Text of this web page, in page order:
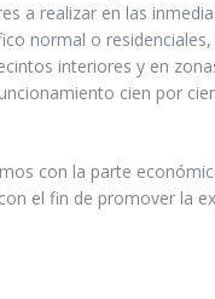
a realizar en las
normal o
interiores y en
cien por
con la parte
el fin de promover la